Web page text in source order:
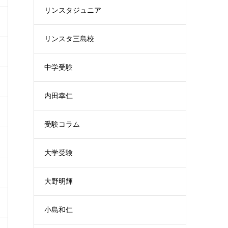
リンスタジュニア
リンスタ三島校
中学受験
内田幸仁
受験コラム
大学受験
大野明輝
小島和仁